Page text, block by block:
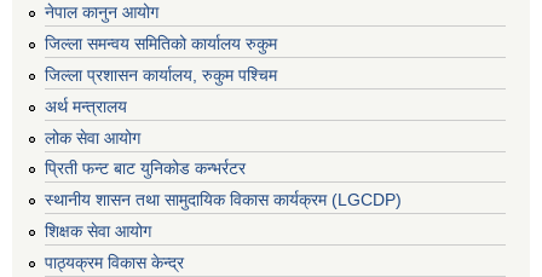
नेपाल कानुन आयोग
जिल्ला समन्वय समितिको कार्यालय रुकुम
जिल्ला प्रशासन कार्यालय, रुकुम पश्चिम
अर्थ मन्त्रालय
लोक सेवा आयोग
प्रिती फन्ट बाट युनिकोड कन्भर्रटर
स्थानीय शासन तथा सामुदायिक विकास कार्यक्रम (LGCDP)
शिक्षक सेवा आयोग
पाठ्यक्रम विकास केन्द्र